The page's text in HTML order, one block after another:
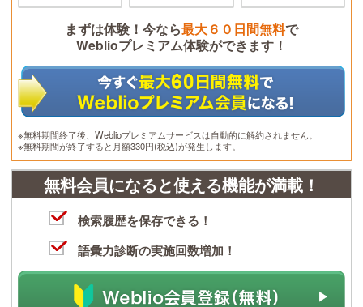
まずは体験！今なら最大６０日間無料で
Weblioプレミアム体験ができます！
※無料期間終了後、Weblioプレミアムサービスは自動的に解約されません。
※無料期間が終了すると月額330円(税込)が発生します。
無料会員になると使える機能が満載！
検索履歴を保存できる！
語彙力診断の実施回数増加！